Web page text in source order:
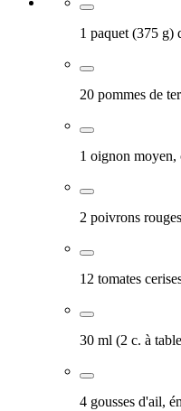
1 paquet (375 g)
20 pommes de
1 oignon moyen,
2 poivrons
12 tomates
30 ml (2 c. à
4 gousses d'ail,